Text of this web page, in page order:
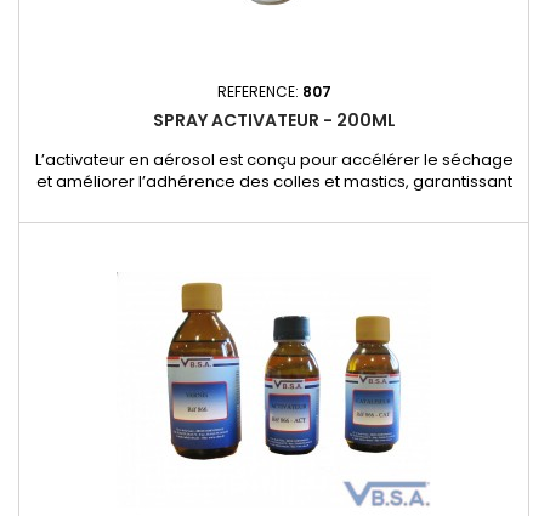
REFERENCE: 807
SPRAY ACTIVATEUR - 200ML
L’activateur en aérosol est conçu pour accélérer le séchage
et améliorer l’adhérence des colles et mastics, garantissant
séchage, idéal pour les réparations nécessitant une prise
résultat plus durable.- Facile à appliquer grâce à son format...